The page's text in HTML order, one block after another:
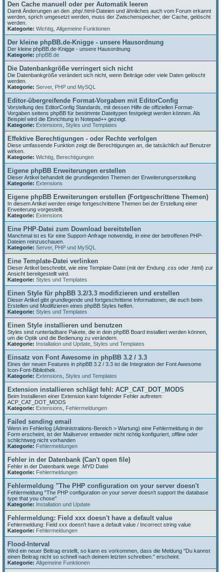
Den Cache manuell oder per Automatik leeren
Damit Änderungen an den .php/.html-Dateien und ähnliches auch vom Forum erkannt
werden, sprich umgesetzt werden, muss der Zwischenspeicher, der Cache, gelöscht
werden.
Kategorie: Wichtig Allgemeine Funktionen
Der kleine phpBB.de-Knigge - unsere Hausordnung
Der kleine phpBB.de-Knigge - unsere Hausordnung
Kategorie: phpBB.de
Die Datenbankgröße verringert sich nicht
Die Datenbankgröße verändert sich nicht, wenn Beiträge oder viele Daten gelöscht
werden.
Kategorie: Server, PHP und MySQL
Editor-übergreifende Format-Vorgaben mit EditorConfig
Vorstellung des EditorConfig Standards, mit dessen Hilfe die offiziellen Format-
Vorgaben seitens phpBB für bestimmte Dateitypen festgelegt werden können. Als
Beispiel wird die Einrichtung in Notepad++ gezeigt.
Kategorie: Extensions Styles und Templates
Effektive Berechtigungen - oder Rechte verfolgen
Diese umfassende Funktion zeigt die Berechtigungen an, die tatsächlich auf Benutzer
wirken.
Kategorie: Wichtig Berechtigungen
Eigene phpBB Erweiterungen erstellen
Dieser Artikel behandelt die grundlegenden Themen der Erweiterungserstellung
Kategorie: Extensions
Eigene phpBB Erweiterungen erstellen (Fortgeschrittene Themen)
In diesem Artikel werden einige fortgeschrittene Themen bei der Erstellung einer
Erweiterung vorgestellt.
Kategorie: Extensions
Eine PHP-Datei zum Download bereitstellen
Manchmal ist es für eine Support-Anfrage notwendig, in eine der betroffenen PHP-
Dateien reinzuschauen.
Kategorie: Server, PHP und MySQL
Eine Template-Datei verlinken
Dieser Artikel beschreibt, wie eine Template-Datei (mit der Endung .css oder .html) zur
Ansicht bereitgestellt wird.
Kategorie: Styles und Templates
Einen Style für phpBB 3.2/3.3 modifizieren und erstellen
Dieser Artikel gibt grundlegende und fortgeschrittene Informationen, die euch beim
Erstellen und Modifizieren eines phpBB Styles helfen.
Kategorie: Styles und Templates
Einen Style installieren und benutzen
Styles sind runterladbare Pakete, die in dein phpBB Board installiert werden können,
um die Optik und die Bedienung zu verändern.
Kategorie: Installation und Update Styles und Templates
Einsatz von Font Awesome in phpBB 3.2 / 3.3
Eines der neuen Features in phpBB 3.2 / 3.3 ist die Integration der Font Awesome
Icon-Font-Bibliothek.
Kategorie: Extensions Styles und Templates
Extension installieren schlägt fehl: ACP_CAT_DOT_MODS
Beim Installieren einer Extension kann folgender Fehler auftreten:
ACP_CAT_DOT_MODS
Kategorie: Extensions Fehlermeldungen
Failed sending email
Wenn im Fehlerlog (Administrations-Bereich > Wartung) eine Fehlermeldung in der
Form erscheint, ist der Mailserver entweder nicht richtig konfiguriert, offline oder
schlichtweg nicht vorhanden
Kategorie: Fehlermeldungen
Fehler in der Datenbank (Can't open file)
Fehler in der Datenbank wege .MYD Datei
Kategorie: Fehlermeldungen
Fehlermeldung "The PHP configuration on your server doesn't
Fehlermeldung "The PHP configuration on your server doesn't support the database
type that you chose"
Kategorie: Installation und Update
Fehlermeldung: Field xxx doesn't have a default value
Fehlermeldung: Field xxx doesn't have a default value / Incorrect string value
Kategorie: Fehlermeldungen
Flood-Interval
Wird ein neuer Beitrag erstellt, so kann es vorkommen, dass die Meldung "Du kannst
einen Beitrag nicht so schnell nach deinem letzten schreiben." erscheint.
Kategorie: Allgemeine Funktionen